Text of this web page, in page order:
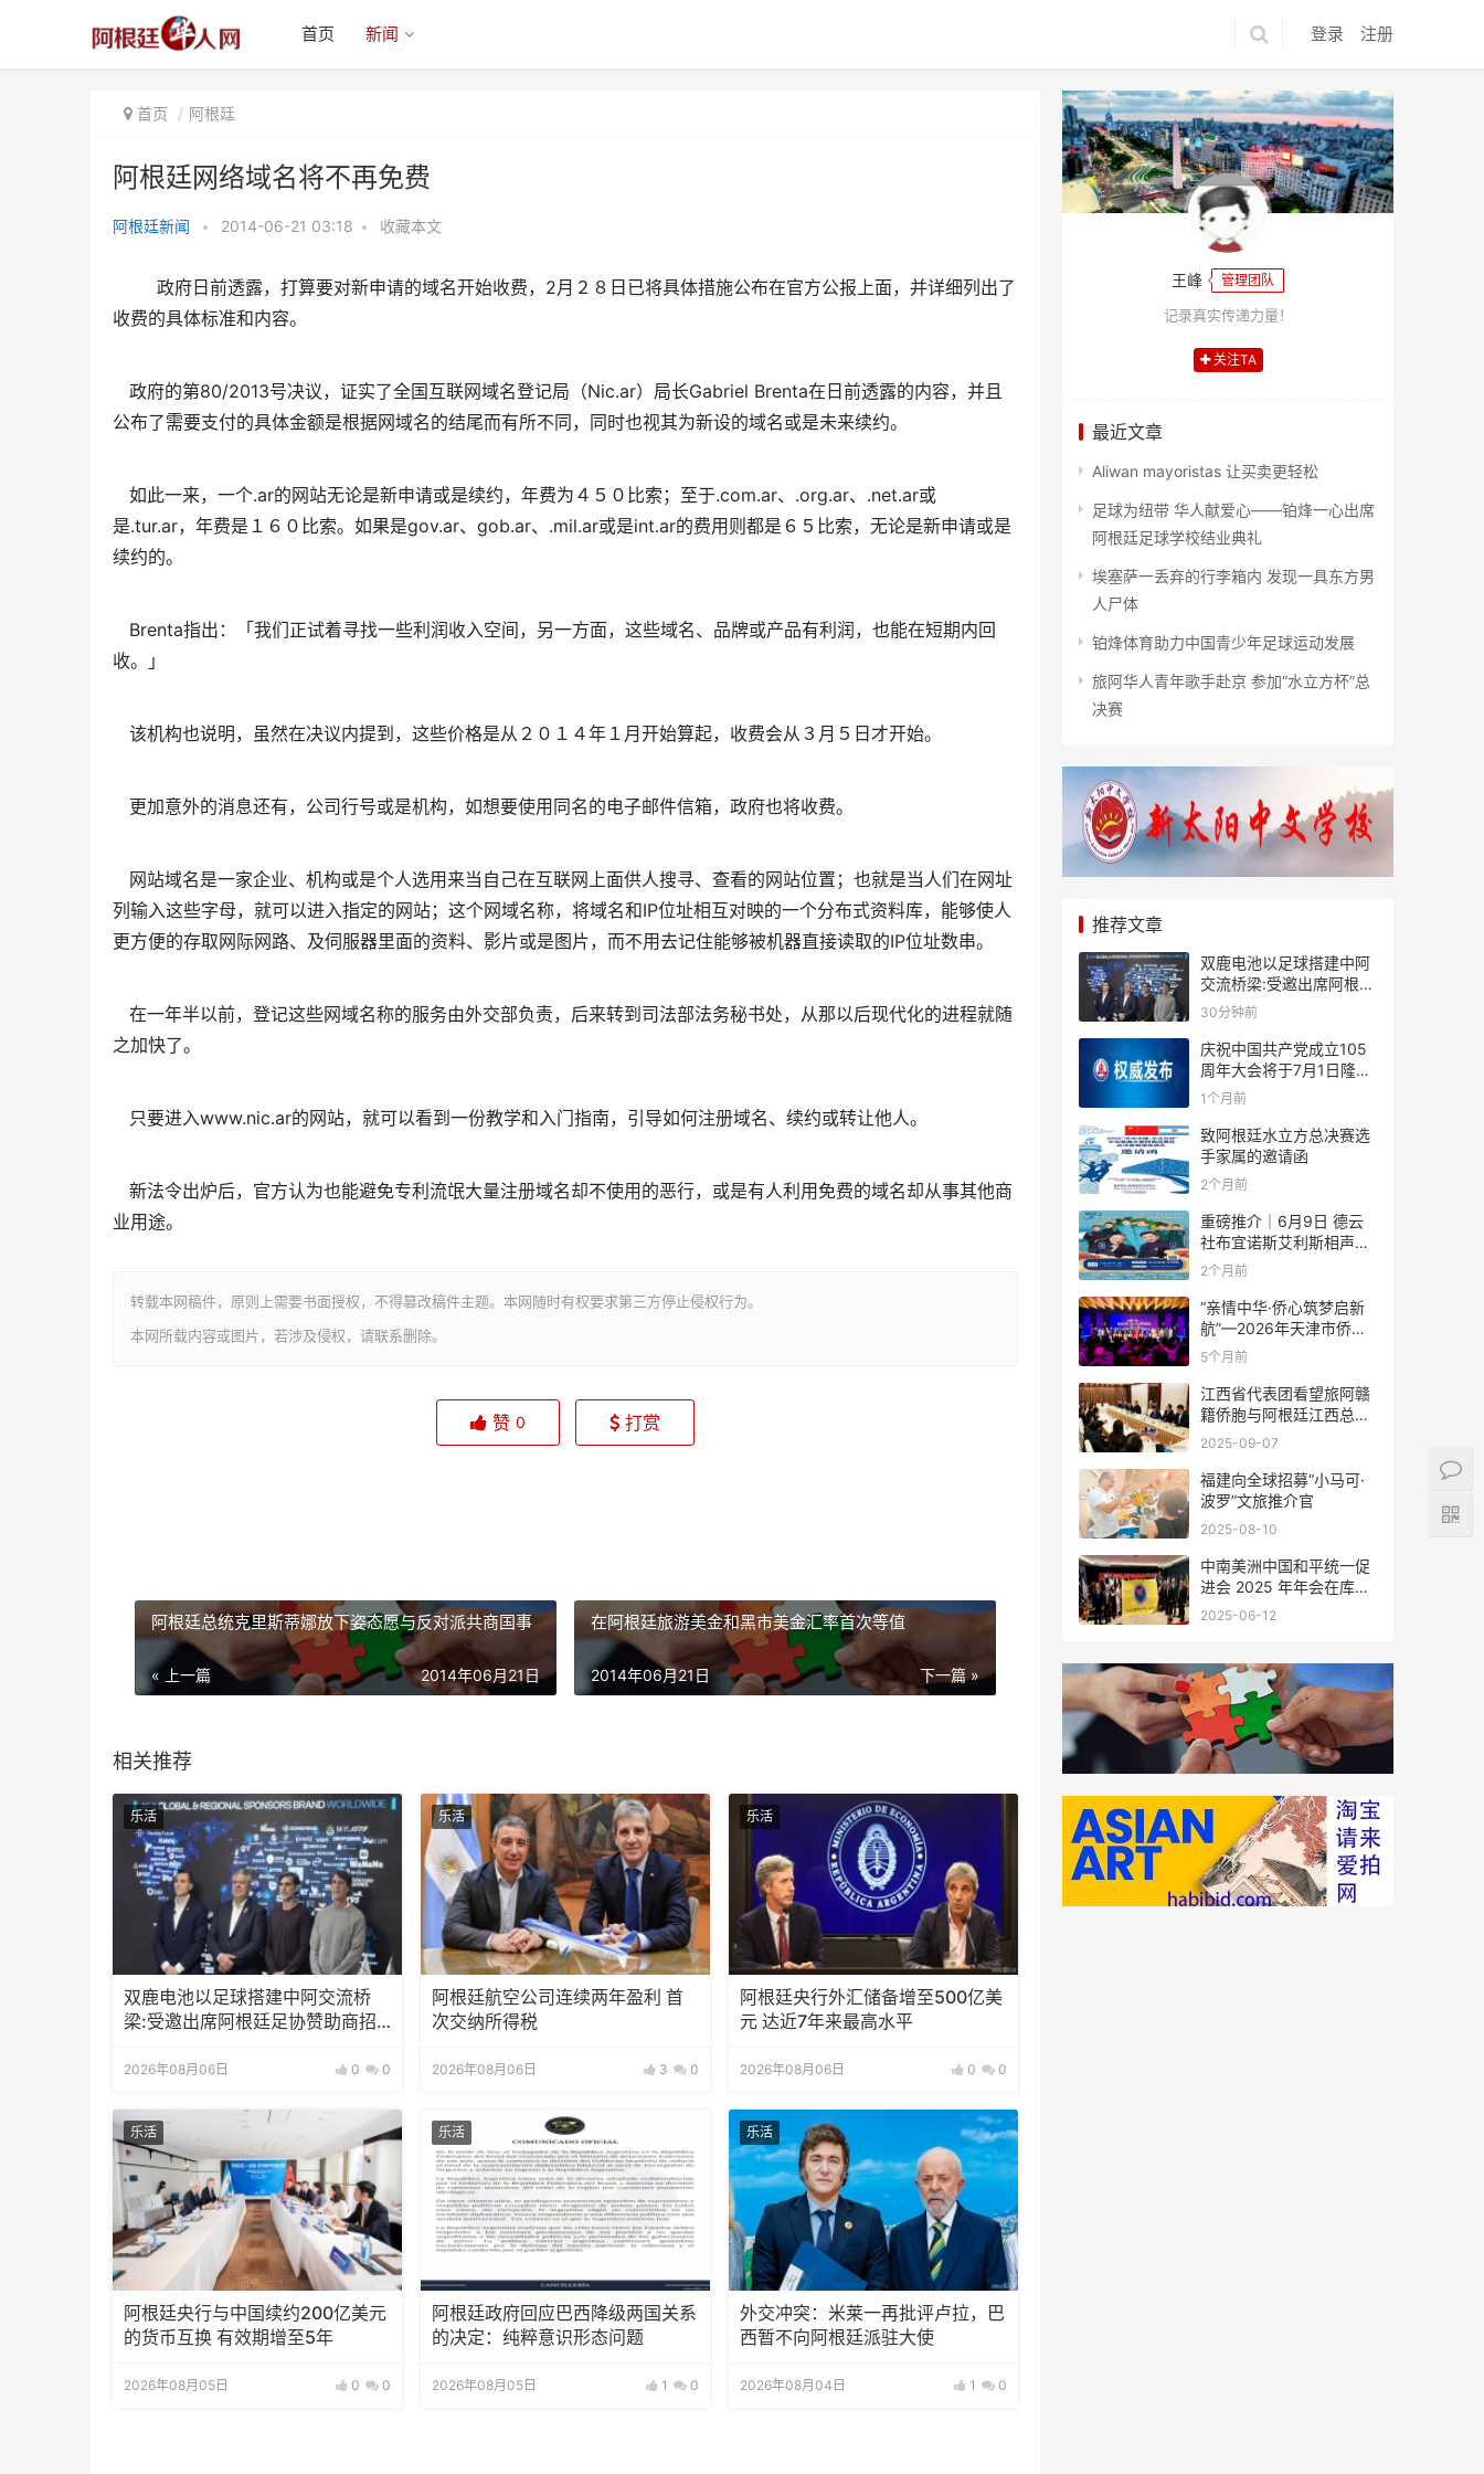
登录 注册
首页 新闻
首页 阿根廷
阿根廷网络域名将不再免费
阿根廷新闻 • 2014-06-21 03:18 • 收藏本文
政府日前透露，打算要对新申请的域名开始收费，2月２８日已将具体措施公布在官方公报上面，并详细列出了
收费的具体标准和内容。
政府的第80/2013号决议，证实了全国互联网域名登记局（Nic.ar）局长Gabriel Brenta在日前透露的内容，并且
公布了需要支付的具体金额是根据网域名的结尾而有所不同，同时也视其为新设的域名或是未来续约。
如此一来，一个.ar的网站无论是新申请或是续约，年费为４５０比索；至于.com.ar、.org.ar、.net.ar或
是.tur.ar，年费是１６０比索。如果是gov.ar、gob.ar、.mil.ar或是int.ar的费用则都是６５比索，无论是新申请或是
续约的。
Brenta指出：「我们正试着寻找一些利润收入空间，另一方面，这些域名、品牌或产品有利润，也能在短期内回
收。」
该机构也说明，虽然在决议内提到，这些价格是从２０１４年１月开始算起，收费会从３月５日才开始。
更加意外的消息还有，公司行号或是机构，如想要使用同名的电子邮件信箱，政府也将收费。
网站域名是一家企业、机构或是个人选用来当自己在互联网上面供人搜寻、查看的网站位置；也就是当人们在网址
列输入这些字母，就可以进入指定的网站；这个网域名称，将域名和IP位址相互对映的一个分布式资料库，能够使人
更方便的存取网际网路、及伺服器里面的资料、影片或是图片，而不用去记住能够被机器直接读取的IP位址数串。
在一年半以前，登记这些网域名称的服务由外交部负责，后来转到司法部法务秘书处，从那以后现代化的进程就随
之加快了。
只要进入www.nic.ar的网站，就可以看到一份教学和入门指南，引导如何注册域名、续约或转让他人。
新法令出炉后，官方认为也能避免专利流氓大量注册域名却不使用的恶行，或是有人利用免费的域名却从事其他商
业用途。
转载本网稿件，原则上需要书面授权，不得篡改稿件主题。本网随时有权要求第三方停止侵权行为。
本网所载内容或图片，若涉及侵权，请联系删除。
赞 0 打赏
阿根廷总统克里斯蒂娜放下姿态愿与反对派共商国事
« 上一篇 2014年06月21日
在阿根廷旅游美金和黑市美金汇率首次等值
下一篇 »
2014年06月21日
相关推荐
乐活
双鹿电池以足球搭建中阿交流桥
梁:受邀出席阿根廷足协赞助商招
2026年08月06日 0 0
乐活
阿根廷航空公司连续两年盈利 首
次交纳所得税
2026年08月06日 3 0
乐活
阿根廷央行外汇储备增至500亿美
元 达近7年来最高水平
2026年08月06日 0 0
乐活
阿根廷央行与中国续约200亿美元
的货币互换 有效期增至5年
2026年08月05日 0 0
乐活
阿根廷政府回应巴西降级两国关系
的决定：纯粹意识形态问题
2026年08月05日 1 0
乐活
外交冲突：米莱一再批评卢拉，巴
西暂不向阿根廷派驻大使
2026年08月04日 1 0
王峰 管理团队
记录真实传递力量！
关注TA
最近文章
Aliwan mayoristas 让买卖更轻松
足球为纽带 华人献爱心——铂烽一心出席
阿根廷足球学校结业典礼
埃塞萨一丢弃的行李箱内 发现一具东方男
人尸体
铂烽体育助力中国青少年足球运动发展
旅阿华人青年歌手赴京 参加“水立方杯”总
决赛
推荐文章
双鹿电池以足球搭建中阿
交流桥梁:受邀出席阿根廷
足协赞助商招待会！
30分钟前
庆祝中国共产党成立105
周年大会将于7月1日隆重
举行
1个月前
致阿根廷水立方总决赛选
手家属的邀请函
2个月前
重磅推介｜6月9日 德云
社布宜诺斯艾利斯相声专
场！国风曲艺邂逅南美风
结！
2个月前
“亲情中华·侨心筑梦启新
航”—2026年天津市侨界
新春联谊活动成功举办
5个月前
江西省代表团看望旅阿赣
籍侨胞与阿根廷江西总商
会座谈
2025-09-07
福建向全球招募“小马可·
波罗”文旅推介官
2025-08-10
中南美洲中国和平统一促
进会 2025 年年会在库拉
索圆满举行，共绘反“独”
2025-06-12